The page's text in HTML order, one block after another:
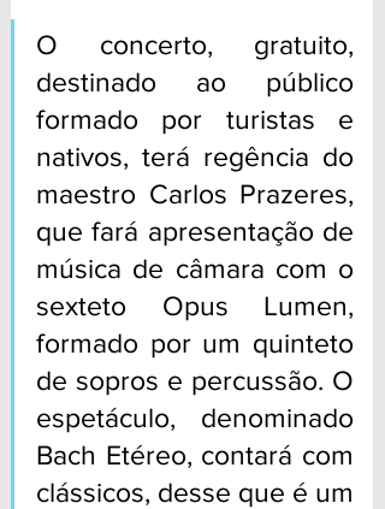
O concerto, gratuito,
destinado ao público
formado por turistas e
nativos, terá regência do
maestro Carlos Prazeres,
que fará apresentação de
música de câmara com o
sexteto Opus Lumen,
formado por um quinteto
de sopros e percussão. O
espetáculo, denominado
Bach Etéreo, contará com
clássicos, desse que é um